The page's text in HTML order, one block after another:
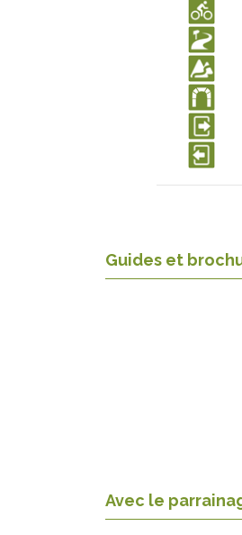
Guides et
Avec le